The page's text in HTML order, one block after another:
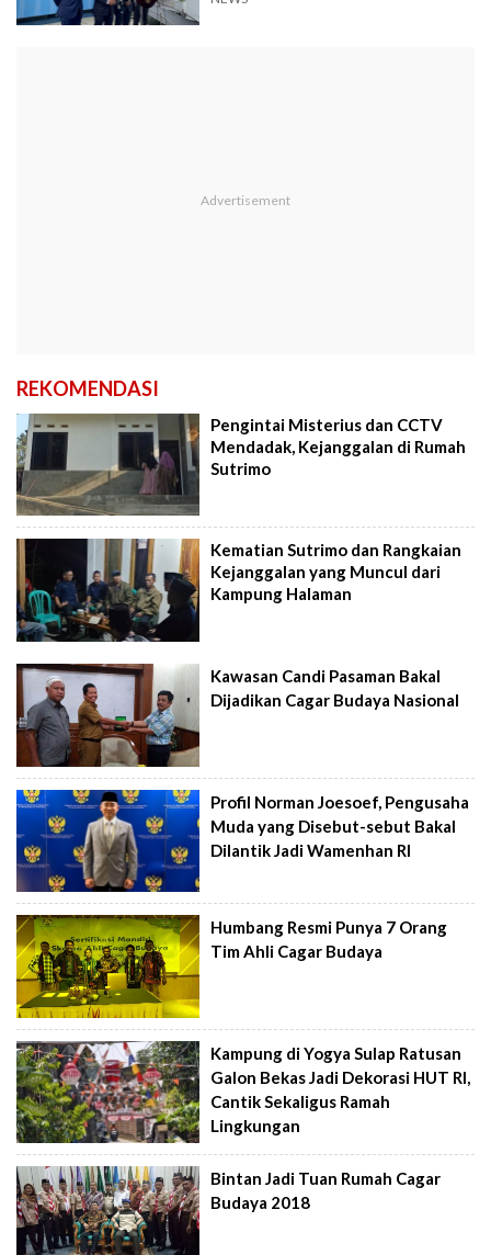
REKOMENDASI
Pengintai Misterius dan CCTV
Mendadak, Kejanggalan di Rumah
Sutrimo
Kematian Sutrimo dan Rangkaian
Kejanggalan yang Muncul dari
Kampung Halaman
Kawasan Candi Pasaman Bakal
Dijadikan Cagar Budaya Nasional
Profil Norman Joesoef, Pengusaha
Muda yang Disebut-sebut Bakal
Dilantik Jadi Wamenhan RI
Humbang Resmi Punya 7 Orang
Tim Ahli Cagar Budaya
Kampung di Yogya Sulap Ratusan
Galon Bekas Jadi Dekorasi HUT RI,
Cantik Sekaligus Ramah
Lingkungan
Bintan Jadi Tuan Rumah Cagar
Budaya 2018